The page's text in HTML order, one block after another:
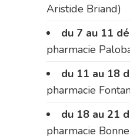
Aristide Briand)
du 7 au 11
pharmacie
du 11 au 18
pharmacie
du 18 au 21
pharmacie